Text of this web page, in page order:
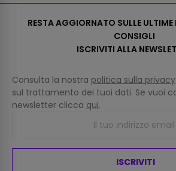
RESTA AGGIORNATO SULLE
CONSIGLI
ISCRIVITI ALLA
Consulta la nostra politica sulla privacy
sul trattamento dei tuoi dati. Se vuoi
newsletter clicca qui.
ISCRIVITI